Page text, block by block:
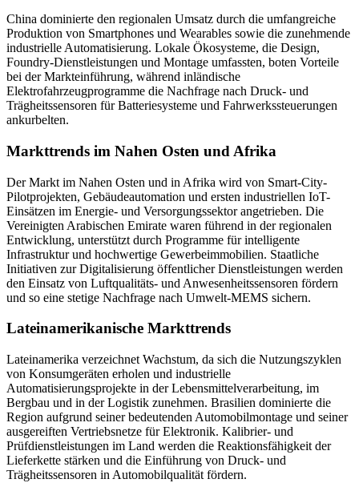
China dominierte den regionalen Umsatz durch die umfangreiche
Produktion von Smartphones und Wearables sowie die zunehmende
industrielle Automatisierung. Lokale Ökosysteme, die Design,
Foundry-Dienstleistungen und Montage umfassten, boten Vorteile
bei der Markteinführung, während inländische
Elektrofahrzeugprogramme die Nachfrage nach Druck- und
Trägheitssensoren für Batteriesysteme und Fahrwerkssteuerungen
ankurbelten.
Markttrends im Nahen Osten und Afrika
Der Markt im Nahen Osten und in Afrika wird von Smart-City-
Pilotprojekten, Gebäudeautomation und ersten industriellen IoT-
Einsätzen im Energie- und Versorgungssektor angetrieben. Die
Vereinigten Arabischen Emirate waren führend in der regionalen
Entwicklung, unterstützt durch Programme für intelligente
Infrastruktur und hochwertige Gewerbeimmobilien. Staatliche
Initiativen zur Digitalisierung öffentlicher Dienstleistungen werden
den Einsatz von Luftqualitäts- und Anwesenheitssensoren fördern
und so eine stetige Nachfrage nach Umwelt-MEMS sichern.
Lateinamerikanische Markttrends
Lateinamerika verzeichnet Wachstum, da sich die Nutzungszyklen
von Konsumgeräten erholen und industrielle
Automatisierungsprojekte in der Lebensmittelverarbeitung, im
Bergbau und in der Logistik zunehmen. Brasilien dominierte die
Region aufgrund seiner bedeutenden Automobilmontage und seiner
ausgereiften Vertriebsnetze für Elektronik. Kalibrier- und
Prüfdienstleistungen im Land werden die Reaktionsfähigkeit der
Lieferkette stärken und die Einführung von Druck- und
Trägheitssensoren in Automobilqualität fördern.